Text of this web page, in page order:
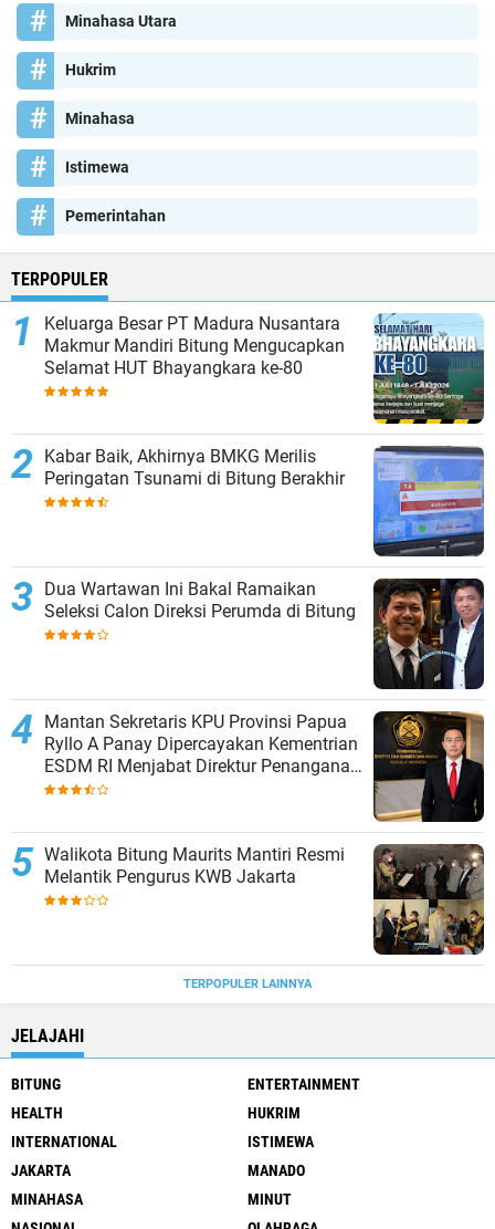
Minahasa Utara
Hukrim
Minahasa
Istimewa
Pemerintahan
TERPOPULER
Keluarga Besar PT Madura Nusantara
Makmur Mandiri Bitung Mengucapkan
Selamat HUT Bhayangkara ke-80
Kabar Baik, Akhirnya BMKG Merilis
Peringatan Tsunami di Bitung Berakhir
Dua Wartawan Ini Bakal Ramaikan
Seleksi Calon Direksi Perumda di Bitung
Mantan Sekretaris KPU Provinsi Papua
Ryllo A Panay Dipercayakan Kementrian
ESDM RI Menjabat Direktur Penanganan
Aset Barang Bukti
Walikota Bitung Maurits Mantiri Resmi
Melantik Pengurus KWB Jakarta
TERPOPULER LAINNYA
JELAJAHI
BITUNG
ENTERTAINMENT
HEALTH
HUKRIM
INTERNATIONAL
ISTIMEWA
JAKARTA
MANADO
MINAHASA
MINUT